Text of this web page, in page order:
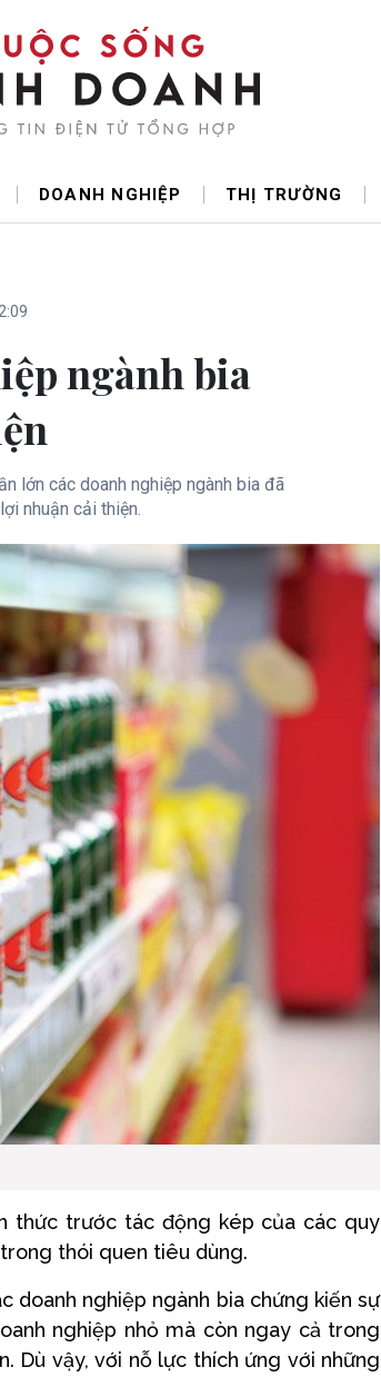
DOANH NGHIỆP THỊ TRƯỜNG
ngành bia
lớn các doanh nghiệp ngành bia đã
nhuận cải thiện.
thức trước tác động kép của các quy
thói quen tiêu dùng.
doanh nghiệp ngành bia chứng kiến sự
nghiệp nhỏ mà còn ngay cả trong
Dù vậy, với nỗ lực thích ứng với những